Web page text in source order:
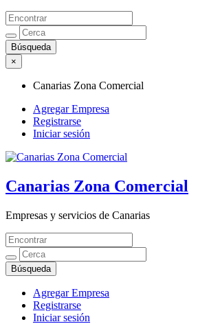
×
Canarias Zona Comercial
Agregar Empresa
Registrarse
Iniciar sesión
Canarias Zona Comercial
Empresas y servicios de Canarias
Agregar Empresa
Registrarse
Iniciar sesión